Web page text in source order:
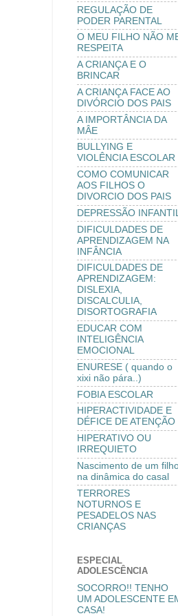
REGULAÇÃO DE
PODER PARENTAL
O MEU FILHO NÃO
RESPEITA
A CRIANÇA E O
BRINCAR
A CRIANÇA FACE AO
DIVÓRCIO DOS PAIS
A IMPORTÂNCIA DA
MÂE
BULLYING E
VIOLÊNCIA ESCOLAR
COMO COMUNICAR
AOS FILHOS O
DIVORCIO DOS PAIS
DEPRESSÃO INFANTIL
DIFICULDADES DE
APRENDIZAGEM NA
INFÂNCIA
DIFICULDADES DE
APRENDIZAGEM:
DISLEXIA,
DISCALCULIA,
DISORTOGRAFIA
EDUCAR COM
INTELIGÊNCIA
EMOCIONAL
ENURESE ( quando o
xixi não pára..)
FOBIA ESCOLAR
HIPERACTIVIDADE E
DÉFICE DE ATENÇÃO
HIPERATIVO OU
IRREQUIETO
Nascimento de um
na dinâmica do casal
TERRORES
NOTURNOS E
PESADELOS NAS
CRIANÇAS
ESPECIAL
ADOLESCÊNCIA
SOCORRO!! TENHO
UM ADOLESCENTE
CASA!